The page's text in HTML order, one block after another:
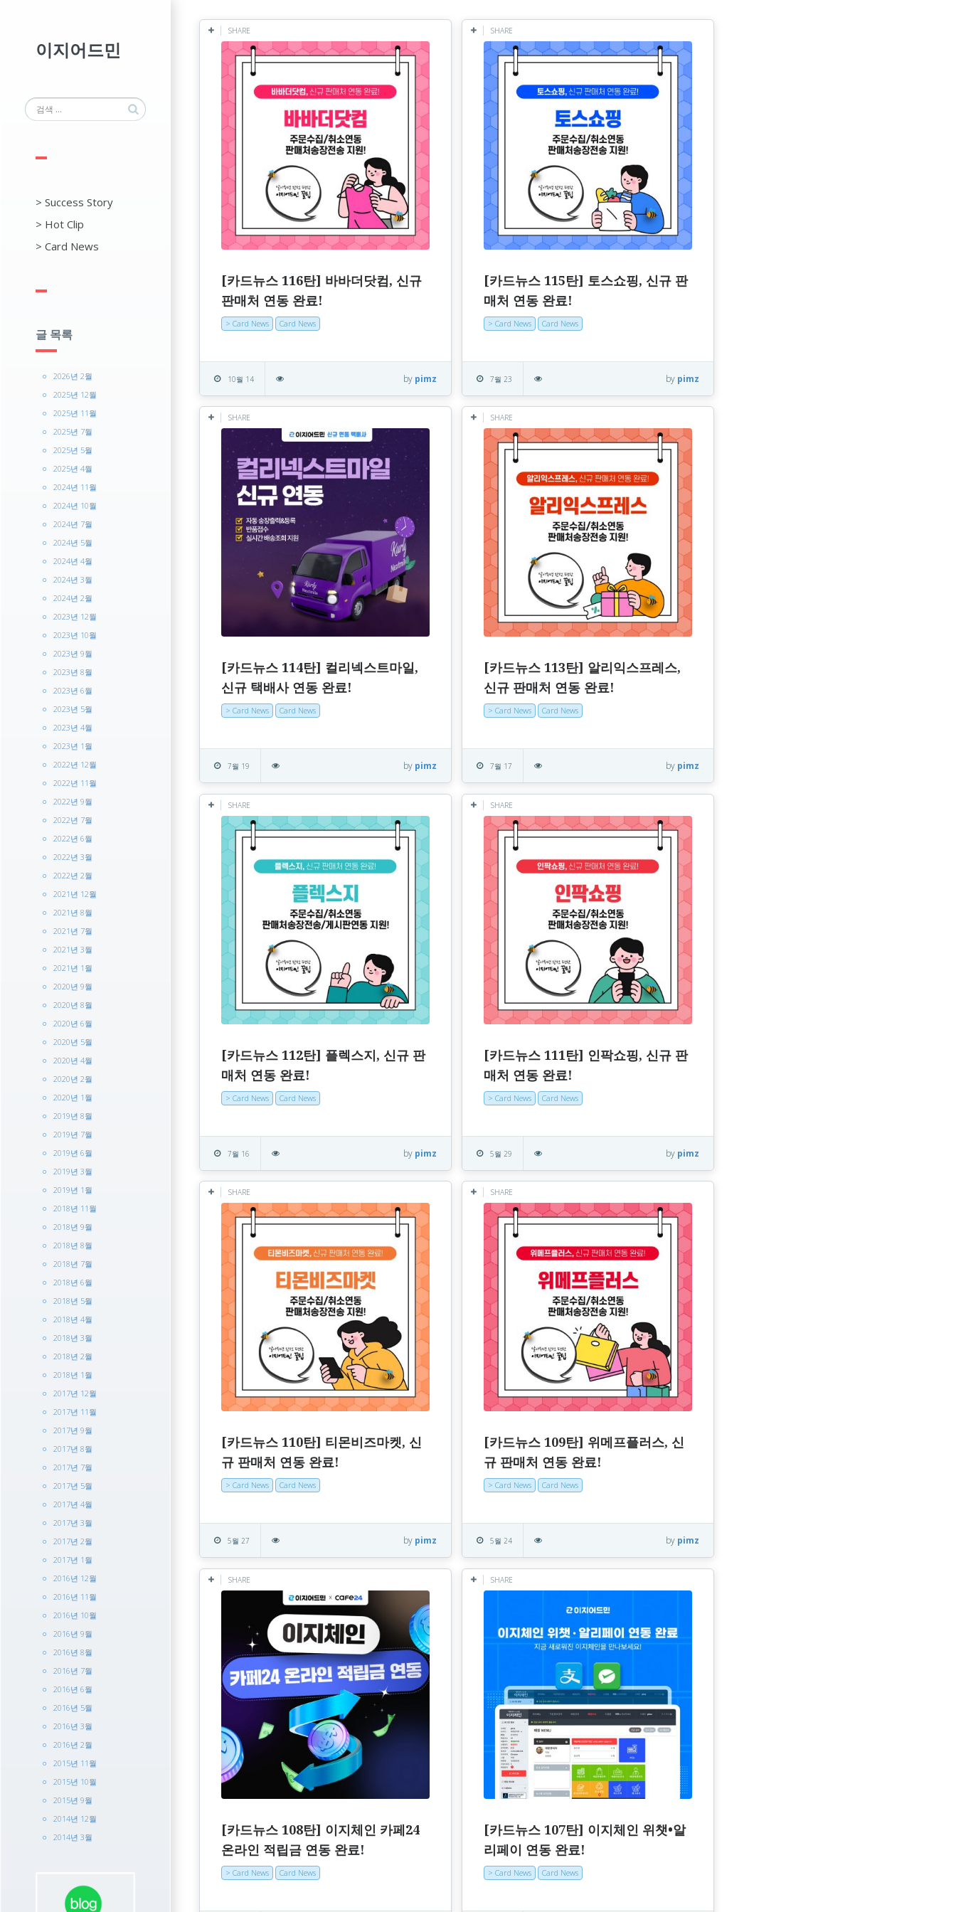
이지어드민
> Success Story
> Hot Clip
> Card News
글 목록
2026년 2월
2025년 12월
2025년 11월
2025년 7월
2025년 5월
2025년 4월
2024년 11월
2024년 10월
2024년 7월
2024년 5월
2024년 4월
2024년 3월
2024년 2월
2023년 12월
2023년 10월
2023년 9월
2023년 8월
2023년 6월
2023년 5월
2023년 4월
2023년 1월
2022년 12월
2022년 11월
2022년 9월
2022년 7월
2022년 6월
2022년 3월
2022년 2월
2021년 12월
2021년 8월
2021년 7월
2021년 3월
2021년 1월
2020년 9월
2020년 8월
2020년 6월
2020년 5월
2020년 4월
2020년 2월
2020년 1월
2019년 8월
2019년 7월
2019년 6월
2019년 3월
2019년 1월
2018년 11월
2018년 9월
2018년 8월
2018년 7월
2018년 6월
2018년 5월
2018년 4월
2018년 3월
2018년 2월
2018년 1월
2017년 12월
2017년 11월
2017년 9월
2017년 8월
2017년 7월
2017년 5월
2017년 4월
2017년 3월
2017년 2월
2017년 1월
2016년 12월
2016년 11월
2016년 10월
2016년 9월
2016년 8월
2016년 7월
2016년 6월
2016년 5월
2016년 3월
2016년 2월
2015년 11월
2015년 10월
2015년 9월
2014년 12월
2014년 3월
SHARE
[카드뉴스 116탄] 바바더닷컴, 신규
판매처 연동 완료!
> Card News Card News
10월 14 by pimz
SHARE
[카드뉴스 115탄] 토스쇼핑, 신규 판
매처 연동 완료!
> Card News Card News
7월 23 by pimz
SHARE
[카드뉴스 114탄] 컬리넥스트마일,
신규 택배사 연동 완료!
> Card News Card News
7월 19 by pimz
SHARE
[카드뉴스 113탄] 알리익스프레스,
신규 판매처 연동 완료!
> Card News Card News
7월 17 by pimz
SHARE
[카드뉴스 112탄] 플렉스지, 신규 판
매처 연동 완료!
> Card News Card News
7월 16 by pimz
SHARE
[카드뉴스 111탄] 인팍쇼핑, 신규 판
매처 연동 완료!
> Card News Card News
5월 29 by pimz
SHARE
[카드뉴스 110탄] 티몬비즈마켓, 신
규 판매처 연동 완료!
> Card News Card News
5월 27 by pimz
SHARE
[카드뉴스 109탄] 위메프플러스, 신
규 판매처 연동 완료!
> Card News Card News
5월 24 by pimz
SHARE
[카드뉴스 108탄] 이지체인 카페24
온라인 적립금 연동 완료!
> Card News Card News
SHARE
[카드뉴스 107탄] 이지체인 위챗•알
리페이 연동 완료!
> Card News Card News